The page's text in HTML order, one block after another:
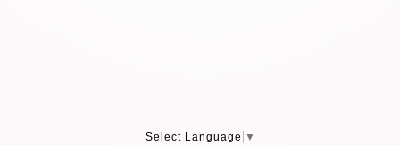
Select Language ▼